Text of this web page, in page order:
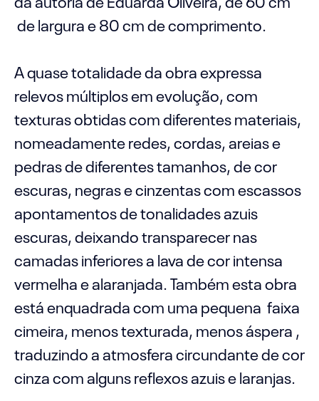
de largura e 80 cm de comprimento.
A quase totalidade da obra expressa
relevos múltiplos em evolução, com
texturas obtidas com diferentes materiais,
nomeadamente redes, cordas, areias e
pedras de diferentes tamanhos, de cor
escuras, negras e cinzentas com escassos
apontamentos de tonalidades azuis
escuras, deixando transparecer nas
camadas inferiores a lava de cor intensa
vermelha e alaranjada. Também esta obra
está enquadrada com uma pequena faixa
cimeira, menos texturada, menos áspera ,
traduzindo a atmosfera circundante de cor
cinza com alguns reflexos azuis e laranjas.